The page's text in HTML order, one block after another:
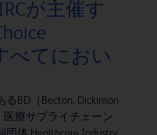
が主催す
べてにおい
BD（Becton, Dickinson
医療サプライチェーン